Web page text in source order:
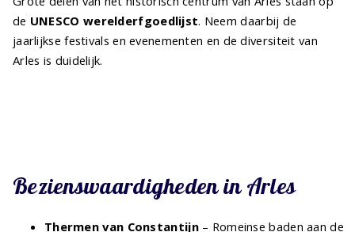
de UNESCO werelderfgoedlijst. Neem daarbij de
jaarlijkse festivals en evenementen en de diversiteit van
Arles is duidelijk.
Bezienswaardigheden in Arles
Thermen van Constantijn– Romeinse baden aan de